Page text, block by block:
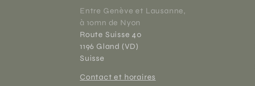
Entre Genève et Lausanne,
à 10mn de Nyon
Route Suisse 40
1196 Gland (VD)
Suisse
Contact et horaires